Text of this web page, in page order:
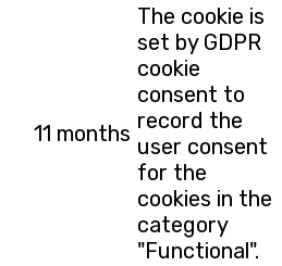
11 months
The cookie is
set by GDPR
cookie
consent to
record the
user consent
for the
cookies in the
category
"Functional".